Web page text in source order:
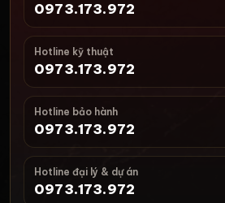
0973.173.972
Hotline kỹ thuật
0973.173.972
Hotline bảo hành
0973.173.972
Hotline đại lý & dự án
0973.173.972